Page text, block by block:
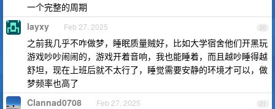
一个完整的周期
20
layxy Feb 27, 2025
之前我几乎不咋做梦，睡眠质量贼好，比如大学宿舍他们开黑玩
游戏吵吵闹闹的，游戏开着音响，我也能睡着，而且越吵睡得越
舒坦，现在上班后就不太行了，睡觉需要安静的环境才可以，做
梦频率也高了
21
Clannad0708 Feb 27, 2025